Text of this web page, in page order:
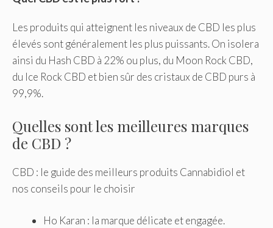
Les produits qui atteignent les niveaux de CBD les plus
élevés sont généralement les plus puissants. On isolera
ainsi du Hash CBD à 22% ou plus, du Moon Rock CBD,
du Ice Rock CBD et bien sûr des cristaux de CBD purs à
99,9%.
Quelles sont les meilleures marques
de CBD ?
CBD : le guide des meilleurs produits Cannabidiol et
nos conseils pour le choisir
Ho Karan : la marque délicate et engagée.